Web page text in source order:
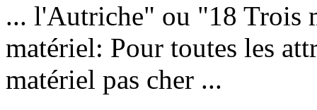
... l'Autriche" ou "18 Trois
matériel: Pour toutes les
matériel pas cher ...